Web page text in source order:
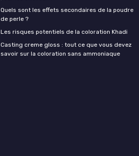
Quels sont les effets secondaires de la poudre
de perle ?
Les risques potentiels de la coloration Khadi
Casting creme gloss : tout ce que vous devez
savoir sur la coloration sans ammoniaque